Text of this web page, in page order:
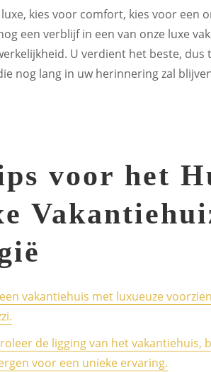
kies voor comfort, kies voor een
een verblijf in een van onze luxe
U verdient het beste, dus
nog lang in uw herinnering zal
voor het
vakantiehuis met luxueuze
de ligging van het
voor een unieke ervaring.